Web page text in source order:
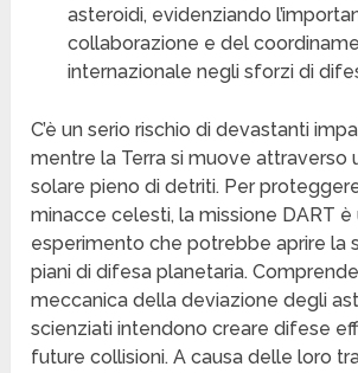
asteroidi, evidenziando
collaborazione e del
internazionale negli sforzi di
C’è un serio rischio di devastanti
mentre la Terra si muove attraverso
solare pieno di detriti. Per
minacce celesti, la missione DART
esperimento che potrebbe aprire la
piani di difesa planetaria.
meccanica della deviazione degli
scienziati intendono creare difese
future collisioni. A causa delle loro